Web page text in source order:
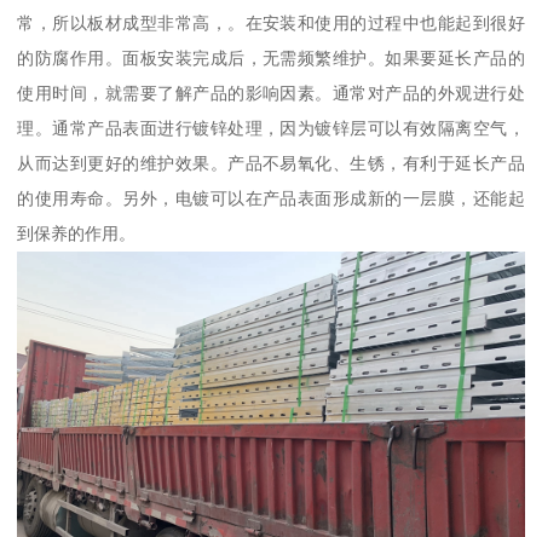
常，所以板材成型非常高，。在安装和使用的过程中也能起到很好
的防腐作用。面板安装完成后，无需频繁维护。如果要延长产品的
使用时间，就需要了解产品的影响因素。通常对产品的外观进行处
理。通常产品表面进行镀锌处理，因为镀锌层可以有效隔离空气，
从而达到更好的维护效果。产品不易氧化、生锈，有利于延长产品
的使用寿命。另外，电镀可以在产品表面形成新的一层膜，还能起
到保养的作用。